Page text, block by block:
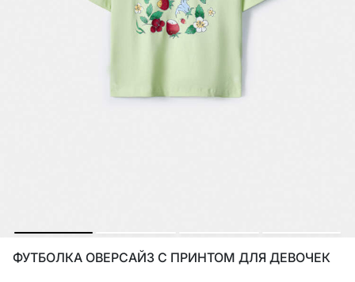
ФУТБОЛКА ОВЕРСАЙЗ С ПРИНТОМ ДЛЯ ДЕВОЧЕК